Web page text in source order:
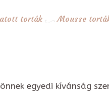
torták Mousse
önnek egyedi kívánság